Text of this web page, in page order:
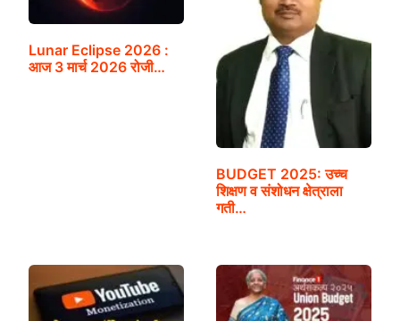
Lunar Eclipse 2026 :
आज 3 मार्च 2026 रोजी…
BUDGET 2025: उच्च
शिक्षण व संशोधन क्षेत्राला
गती…